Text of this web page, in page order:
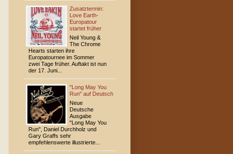
Zusatztermin:
Love Earth-
Europatour
startet früher
Neil Young &
The Chrome
Hearts starten ihre
Europatournee im Sommer
zwei Tage früher. Auftakt ist nun
der 17. Juni...
"Long May You
Run" auf Deutsch
Neue
Deutsche
Ausgabe
"Long May You
Run", Daniel Durchholz und
Gary Graffs sehr
empfehlenswerte illustrierte...